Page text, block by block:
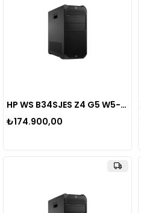
HP WS B34SJES Z4 G5 W5-2545 32GB 1TB SSD WIN11PRO
₺174.900,00